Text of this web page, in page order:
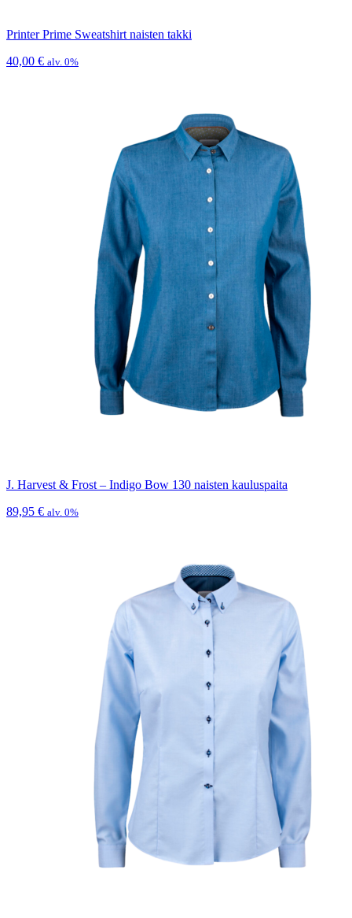
Printer Prime Sweatshirt naisten takki
40,00 € alv. 0%
J. Harvest & Frost – Indigo Bow 130 naisten kauluspaita
89,95 € alv. 0%